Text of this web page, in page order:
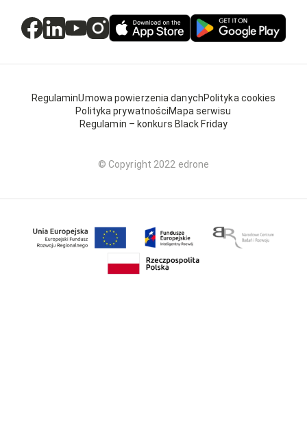
RegulaminUmowa powierzenia danychPolityka cookies
Polityka prywatnościMapa serwisu
Regulamin – konkurs Black Friday
© Copyright 2022 edrone